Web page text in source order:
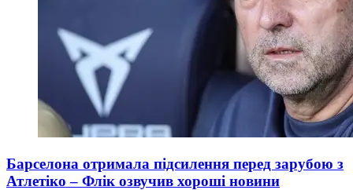
Барселона отримала підсилення перед зарубою з
Атлетіко – Флік озвучив хороші новини